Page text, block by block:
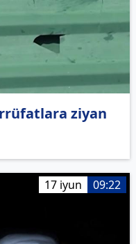
ziyan
17 iyun 09:22